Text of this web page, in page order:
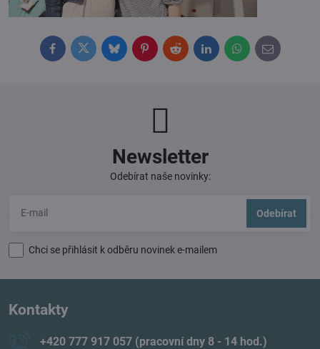
FacebookTwitterBlueskyPinterestRedditLinkedInWhatsApp
E-
mail
Newsletter
Odebírat naše novinky:
Odebírat
Chci se přihlásit k odběru novinek e-mailem
Kontakty
+420 777 917 057 (pracovní dny 8 - 14 hod​.)